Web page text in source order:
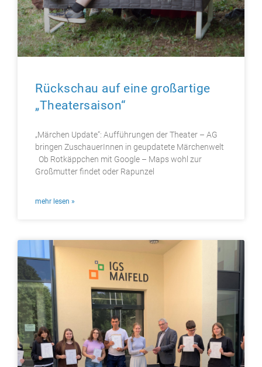
Rückschau auf eine großartige
„Theatersaison“
„Märchen Update“: Aufführungen der Theater – AG
bringen ZuschauerInnen in geupdatete Märchenwelt
Ob Rotkäppchen mit Google – Maps wohl zur
Großmutter findet oder Rapunzel
mehr lesen »